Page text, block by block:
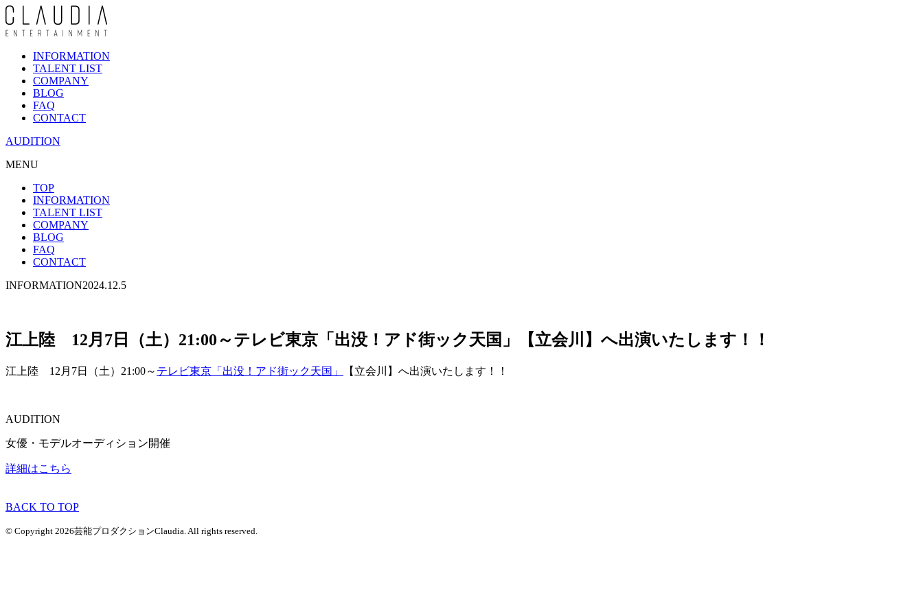
INFORMATION
TALENT LIST
COMPANY
BLOG
FAQ
CONTACT
AUDITION
MENU
TOP
INFORMATION
TALENT LIST
COMPANY
BLOG
FAQ
CONTACT
INFORMATION2024.12.5
江上陸 12月7日（土）21:00～テレビ東京「出没！アド街ック天国」【立会川】へ出演いたします！！
江上陸 12月7日（土）21:00～ テレビ東京「出没！アド街ック天国」 【立会川】へ出演いたします！！
AUDITION
女優・モデルオーディション開催
詳細はこちら
BACK TO TOP
© Copyright 2026芸能プロダクションClaudia. All rights reserved.